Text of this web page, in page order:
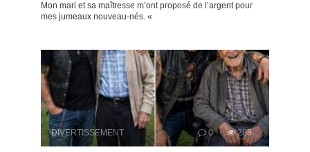
Mon mari et sa maîtresse m’ont proposé de l’argent pour
mes jumeaux nouveau-nés. «
DIVERTISSEMENT 0 288